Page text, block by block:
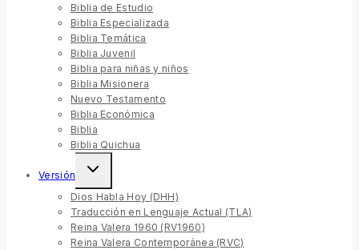
Biblia de Estudio
Biblia Especializada
Biblia Temática
Biblia Juvenil
Biblia para niñas y niños
Biblia Misionera
Nuevo Testamento
Biblia Económica
Biblia
Biblia Quichua
Versión
Dios Habla Hoy (DHH)
Traducción en Lenguaje Actual (TLA)
Reina Valera 1960 (RV1960)
Reina Valera Contemporánea (RVC)